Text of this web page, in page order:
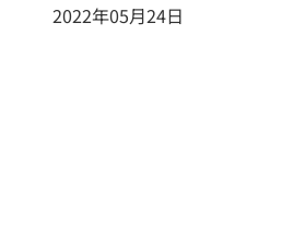
2022年05月24日